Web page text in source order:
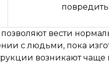
вести
с людьми, пока
возникают чаще